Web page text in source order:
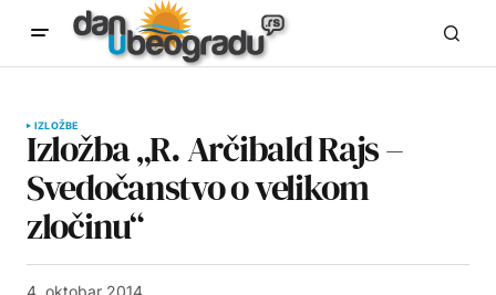
IZLOŽBE
Izložba „R. Arčibald Rajs –
Svedočanstvo o velikom
zločinu“
4. oktobar 2014.